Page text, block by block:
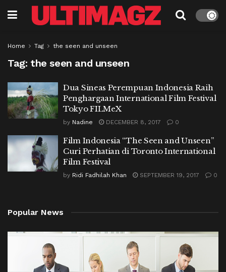
Home Tag the seen and unseen
Tag: the seen and unseen
Dua Sineas Perempuan Indonesia Raih
Penghargaan International Film Festival
Tokyo FILMeX
by Nadine DECEMBER 8, 2017 0
Film Indonesia “The Seen and Unseen”
Curi Perhatian di Toronto International
Film Festival
by Ridi Fadhilah Khan SEPTEMBER 19, 2017 0
Popular News